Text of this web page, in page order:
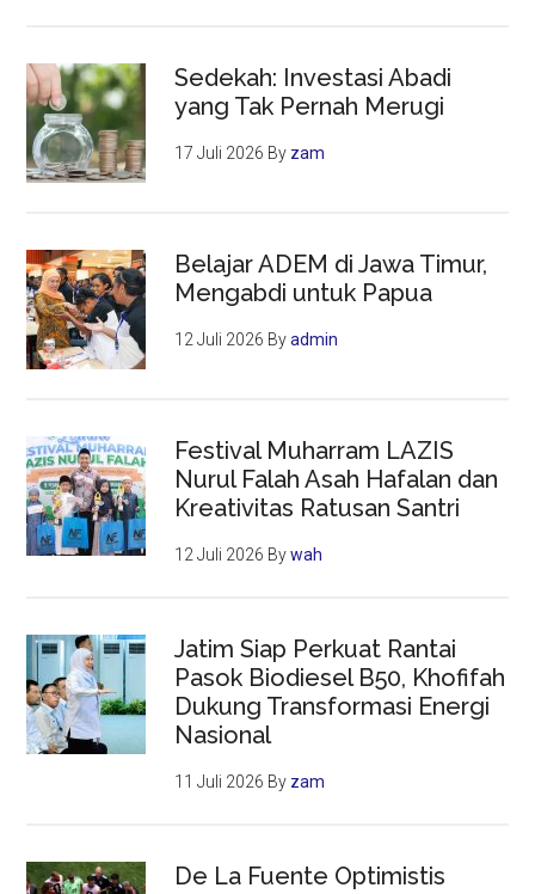
Sedekah: Investasi Abadi
yang Tak Pernah Merugi
17 Juli 2026 By zam
Belajar ADEM di Jawa Timur,
Mengabdi untuk Papua
12 Juli 2026 Byadmin
Festival Muharram LAZIS
Nurul Falah Asah Hafalan dan
Kreativitas Ratusan Santri
12 Juli 2026 Bywah
Jatim Siap Perkuat Rantai
Pasok Biodiesel B50, Khofifah
Dukung Transformasi Energi
Nasional
11 Juli 2026 By zam
De La Fuente Optimistis